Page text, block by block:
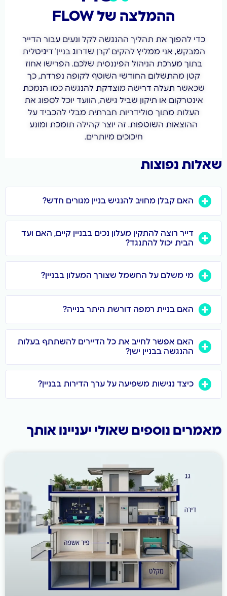
ההמלצה של FLOW
להפוך את תהליך ההנגשה לקל ונעים עבור הדייר
אני ממליץ להקים 'קרן שדרוג בניין' דיגיטלית
מערכת הניהול הפיננסית שלכם. הפרישו אחוז
מהתשלום החודשי השוטף לקופה נפרדת, כך
תעלה דרישה מוצדקת להנגשה כמו הנמכת
או תיקון שביל גישה, הוועד יוכל לספוג את
מתוך סולידריות חברתית מבלי להכביד על
השוטפות. זה יוצר קהילה תומכת ומונע
חיכוכים מיותרים.
נפוצות
האם קבלן מחויב להנגיש בניין מגורים חדש?
דייר רוצה להתקין מעלון נכים בבניין קיים, האם ועד
הבית יכול להתנגד?
מי משלם על החשמל שצורך המעלון בבניין?
האם בניית רמפה דורשת היתר בנייה?
האם אפשר לחייב את כל הדיירים להשתתף בעלות
ההנגשה בבניין ישן?
כיצד נגישות משפיעה על ערך הדירות בבניין?
נוספים שאולי יעניינו אותך